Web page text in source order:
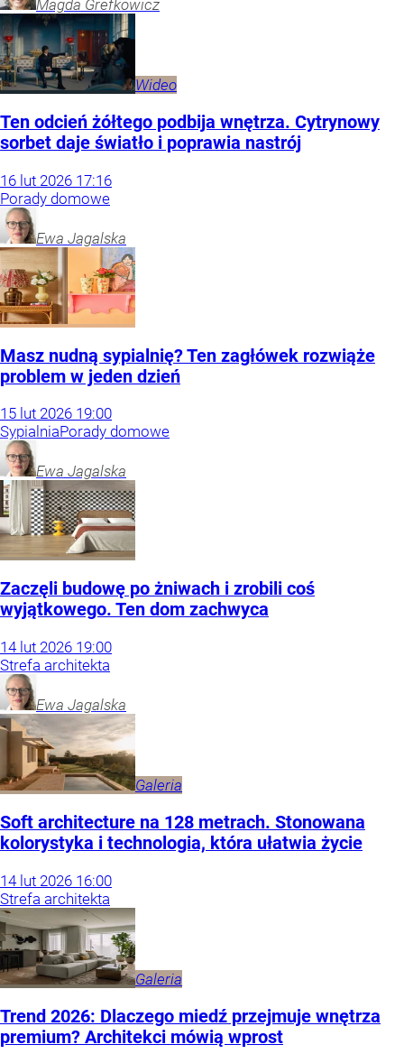
Magda Grefkowicz
Wideo
Ten odcień żółtego podbija wnętrza. Cytrynowy
sorbet daje światło i poprawia nastrój
16 lut 2026 17:16
Porady domowe
Ewa Jagalska
Masz nudną sypialnię? Ten zagłówek rozwiąże
problem w jeden dzień
15 lut 2026 19:00
SypialniaPorady domowe
Ewa Jagalska
Zaczęli budowę po żniwach i zrobili coś
wyjątkowego. Ten dom zachwyca
14 lut 2026 19:00
Strefa architekta
Ewa Jagalska
Galeria
Soft architecture na 128 metrach. Stonowana
kolorystyka i technologia, która ułatwia życie
14 lut 2026 16:00
Strefa architekta
Galeria
Trend 2026: Dlaczego miedź przejmuje wnętrza
premium? Architekci mówią wprost